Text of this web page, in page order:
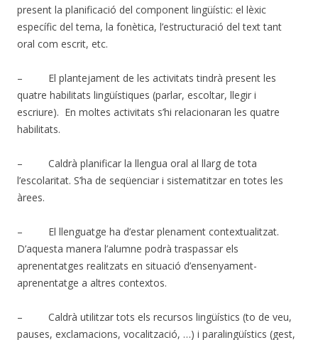
present la planificació del component lingüístic: el lèxic
específic del tema, la fonètica, l’estructuració del text tant
oral com escrit, etc.
– El plantejament de les activitats tindrà present les
quatre habilitats lingüístiques (parlar, escoltar, llegir i
escriure). En moltes activitats s’hi relacionaran les quatre
habilitats.
– Caldrà planificar la llengua oral al llarg de tota
l’escolaritat. S’ha de seqüenciar i sistematitzar en totes les
àrees.
– El llenguatge ha d’estar plenament contextualitzat.
D’aquesta manera l’alumne podrà traspassar els
aprenentatges realitzats en situació d’ensenyament-
aprenentatge a altres contextos.
– Caldrà utilitzar tots els recursos lingüístics (to de veu,
pauses, exclamacions, vocalització, …) i paralingüístics (gest,